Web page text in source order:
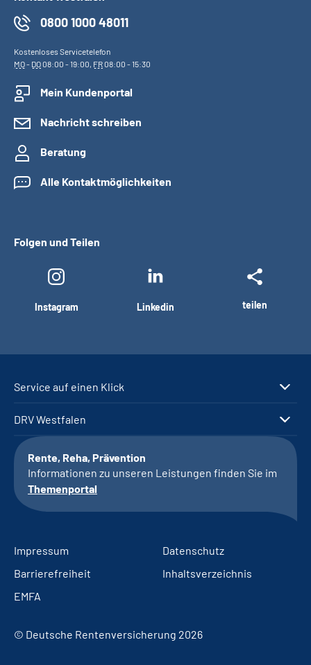
0800 1000 48011
Kostenloses Servicetelefon
MO- DO08:00 - 19:00, FR08:00 - 15:30
Mein Kundenportal
Nachricht schreiben
Beratung
Alle Kontaktmöglichkeiten
Folgen und Teilen
Instagram Linkedin teilen
Service auf einen Klick
DRV Westfalen
Rente, Reha, Prävention
Informationen zu unseren Leistungen finden Sie im
Themenportal
Impressum
Datenschutz
Barrierefreiheit
Inhaltsverzeichnis
EMFA
© Deutsche Rentenversicherung 2026